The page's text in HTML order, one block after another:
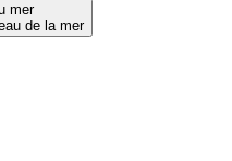
mer
de la mer